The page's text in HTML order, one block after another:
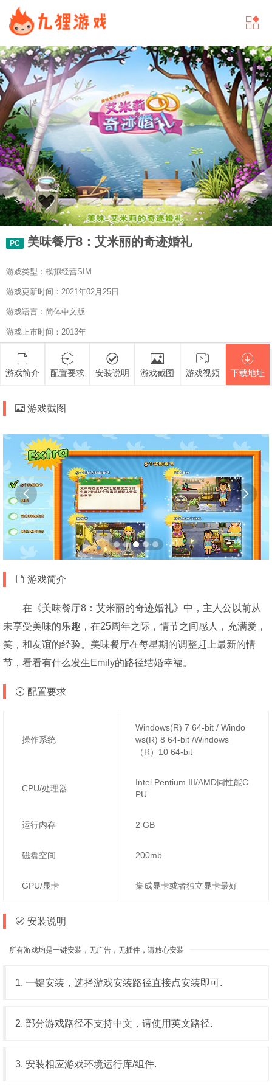
PC 美味餐厅8：艾米丽的奇迹婚礼
游戏类型：模拟经营SIM
游戏更新时间：2021年02月25日
游戏语言：简体中文版
游戏上市时间：2013年
游戏简介 配置要求 安装说明 游戏截图 游戏视频 下载地址
游戏截图
 
游戏简介
在《美味餐厅8：艾米丽的奇迹婚礼》中，主人公以前从
未享受美味的乐趣，在25周年之际，情节之间感人，充满爱，
笑，和友谊的经验。美味餐厅在每星期的调整赶上最新的情
节，看看有什么发生Emily的路径结婚幸福。
配置要求
操作系统
Windows(R) 7 64-bit / Windo
ws(R) 8 64-bit /Windows
（R）10 64-bit
CPU/处理器
Intel Pentium III/AMD同性能C
PU
运行内存 2 GB
磁盘空间 200mb
GPU/显卡 集成显卡或者独立显卡最好
安装说明
所有游戏均是一键安装，无广告，无插件，请放心安装
1. 一键安装，选择游戏安装路径直接点安装即可.
2. 部分游戏路径不支持中文，请使用英文路径.
3. 安装相应游戏环境运行库/组件.